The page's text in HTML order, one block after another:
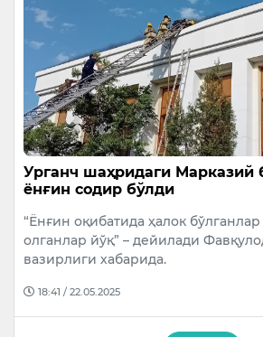
Урганч шаҳридаги Марказий
ёнғин содир бўлди
“Ёнғин оқибатида ҳалок
олганлар йўқ” – дейилади
вазирлиги хабарида.
18:41 / 22.05.2025